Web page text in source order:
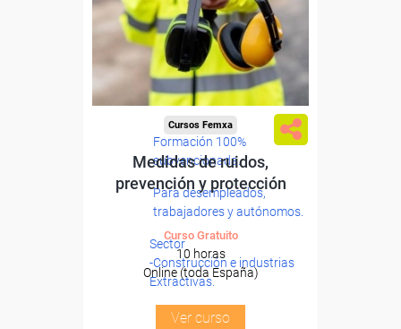
Formación 100%
subvencionada.
Para desempleados,
trabajadores y autónomos.
Sector
-Construcción e industrias
Extractivas.
Cursos Femxa
Medidas de ruidos,
prevención y protección
Curso Gratuito
10 horas
Online (toda España)
Ver curso